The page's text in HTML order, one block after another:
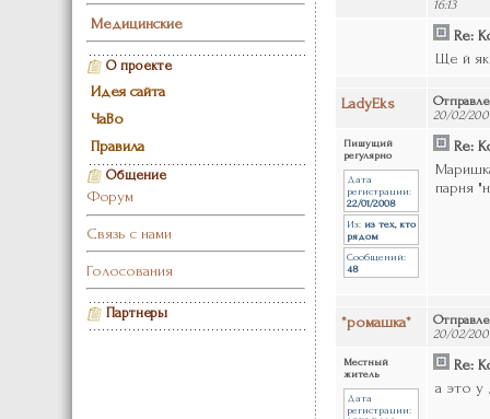
Медицинские
О проекте
Идея сайта
ЧаВо
Правила
Общение
Форум
Связь с нами
Голосования
Партнеры
16:13
Re:
Ще й
LadyEks
20/02/
Пишущий
регулярно
Дата
регистрации:
22/01/2008
Из: из тех, кто
рядом
Сообщений:
48
Re:
парня
*ромашка*
20/02/
Местный
житель
Дата
регистрации:
Re:
а это у